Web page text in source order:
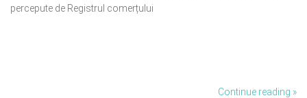
percepute de Registrul comerțului
Continue reading »